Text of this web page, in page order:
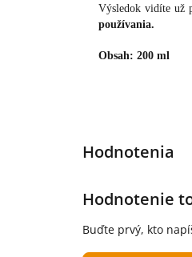
Výsledok vidíte už
používania.
Obsah: 200 ml
Hodnotenie
Buďte prvý, kto